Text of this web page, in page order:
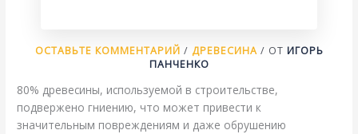
ОСТАВЬТЕ КОММЕНТАРИЙ / ДРЕВЕСИНА/ ОТ ИГОРЬ
ПАНЧЕНКО
80% древесины, используемой в строительстве,
подвержено гниению, что может привести к
значительным повреждениям и даже обрушению